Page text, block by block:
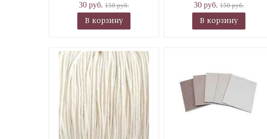
30 руб. 150 руб.
В корзину
30 руб. 150 руб.
В корзину